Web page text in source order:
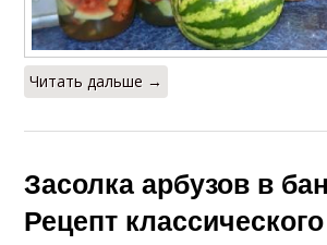
Читать дальше →
Засолка арбузов в
Рецепт